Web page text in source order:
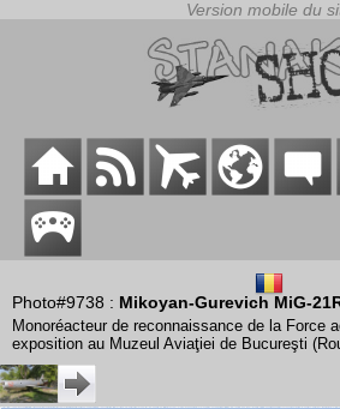
Photo#9738 : Mikoyan-Gurevich MiG-
Monoréacteur de reconnaissance de la Force
exposition au Muzeul Aviaţiei de Bucureşti